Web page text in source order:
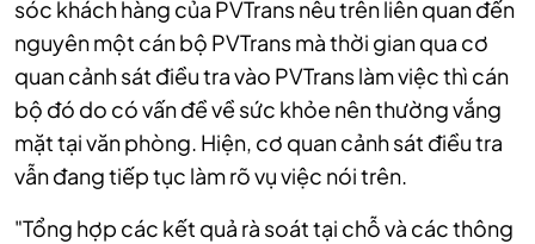
sóc khách hàng của PVTrans nêu trên liên quan đến
nguyên một cán bộ PVTrans mà thời gian qua cơ
quan cảnh sát điều tra vào PVTrans làm việc thì cán
bộ đó do có vấn đề về sức khỏe nên thường vắng
mặt tại văn phòng. Hiện, cơ quan cảnh sát điều tra
vẫn đang tiếp tục làm rõ vụ việc nói trên.
"Tổng hợp các kết quả rà soát tại chỗ và các thông